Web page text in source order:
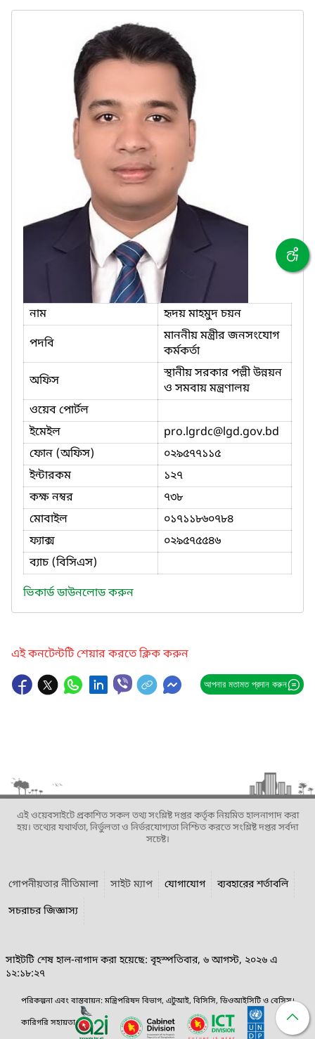
নাম
হৃদয় মাহমুদ চয়ন
পদবি
মাননীয় মন্ত্রীর জনসংযোগ
কর্মকর্তা
অফিস
স্থানীয় সরকার পল্লী উন্নয়ন
ও সমবায় মন্ত্রণালয়
ওয়েব পোর্টল
ইমেইল
pro.lgrdc@lgd.gov.bd
ফোন (অফিস)
০২৯৫৭৭১১৫
ইন্টারকম
১২৭
কক্ষ নম্বর
৭৩৮
মোবাইল
০১৭১১৮৬০৭৮৪
ফ্যাক্স
০২৯৫৭৫৫৪৬
ব্যাচ (বিসিএস)
ভিকার্ড ডাউনলোড করুন
এই কনটেন্টটি শেয়ার করতে ক্লিক করুন
আপনার মতামত প্রদান করুন
এই ওয়েবসাইটে প্রকাশিত সকল তথ্য সংশ্লিষ্ট দপ্তর কর্তৃক নিয়মিত হালনাগাদ করা
হয়। তথ্যের যথার্থতা, নির্ভুলতা ও নির্ভরযোগ্যতা নিশ্চিত করতে সংশ্লিষ্ট দপ্তর সর্বদা
সচেষ্ট।
গোপনীয়তার নীতিমালা সাইট ম্যাপ যোগাযোগ
ব্যবহারের শর্তাবলি
সচরাচর জিজ্ঞাস্য
সাইটটি শেষ হাল-নাগাদ করা হয়েছে: বৃহস্পতিবার, ৬ আগস্ট, ২০২৬ এ
১২:১৮:২৭
পরিকল্পনা এবং বাস্তবায়ন: মন্ত্রিপরিষদ বিভাগ, এটুআই, বিসিসি, ডিওআইসিটি ও বেসিস।
কারিগরি সহায়তা